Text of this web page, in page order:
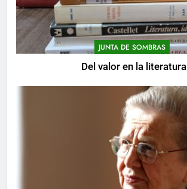
JUNTA DE SOMBRAS
Del valor en la literatura